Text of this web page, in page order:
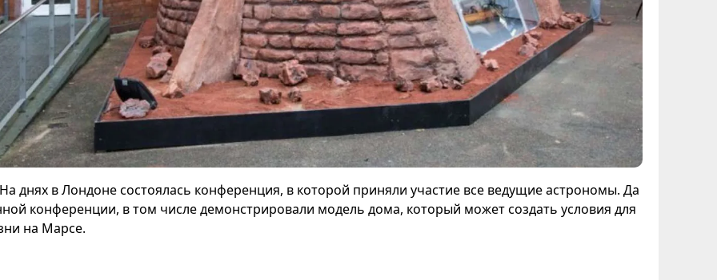
На днях в Лондоне состоялась конференция, в которой приняли участие все ведущие астрономы. Да
конференции, в том числе демонстрировали модель дома, который может создать условия для
на Марсе.